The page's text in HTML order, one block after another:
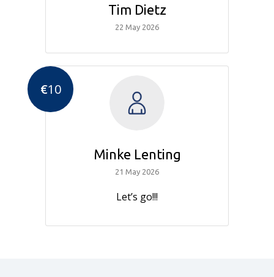
Tim Dietz
22 May 2026
€10
Minke Lenting
21 May 2026
Let’s go!!!